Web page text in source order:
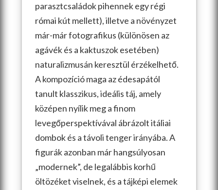
parasztcsaládok pihennek egy régi
római kút mellett), illetve a növényzet
már-már fotografikus (különösen az
agávék és a kaktuszok esetében)
naturalizmusán keresztül érzékelhető.
A kompozíció maga az édesapától
tanult klasszikus, ideális táj, amely
középen nyílik meg a finom
levegőperspektívával ábrázolt itáliai
dombok és a távoli tenger irányába. A
figurák azonban már hangsúlyosan
„modernek”, de legalábbis korhű
öltözéket viselnek, és a tájképi elemek